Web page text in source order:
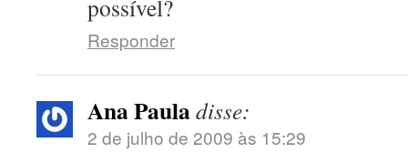
possível?
Responder
Ana Pauladisse:
2 de julho de 2009 às 15:29